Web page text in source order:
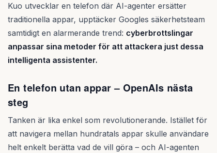
Kuo utvecklar en telefon där AI-agenter ersätter
traditionella appar, upptäcker Googles säkerhetsteam
samtidigt en alarmerande trend: cyberbrottslingar
anpassar sina metoder för att attackera just dessa
intelligenta assistenter.
En telefon utan appar – OpenAIs nästa
steg
Tanken är lika enkel som revolutionerande. Istället för
att navigera mellan hundratals appar skulle användare
helt enkelt berätta vad de vill göra – och AI-agenten